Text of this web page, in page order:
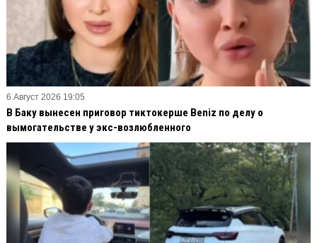
6 Август 2026 19:05
В Баку вынесен приговор тиктокерше Beniz по делу о
вымогательстве у экс-возлюбленного